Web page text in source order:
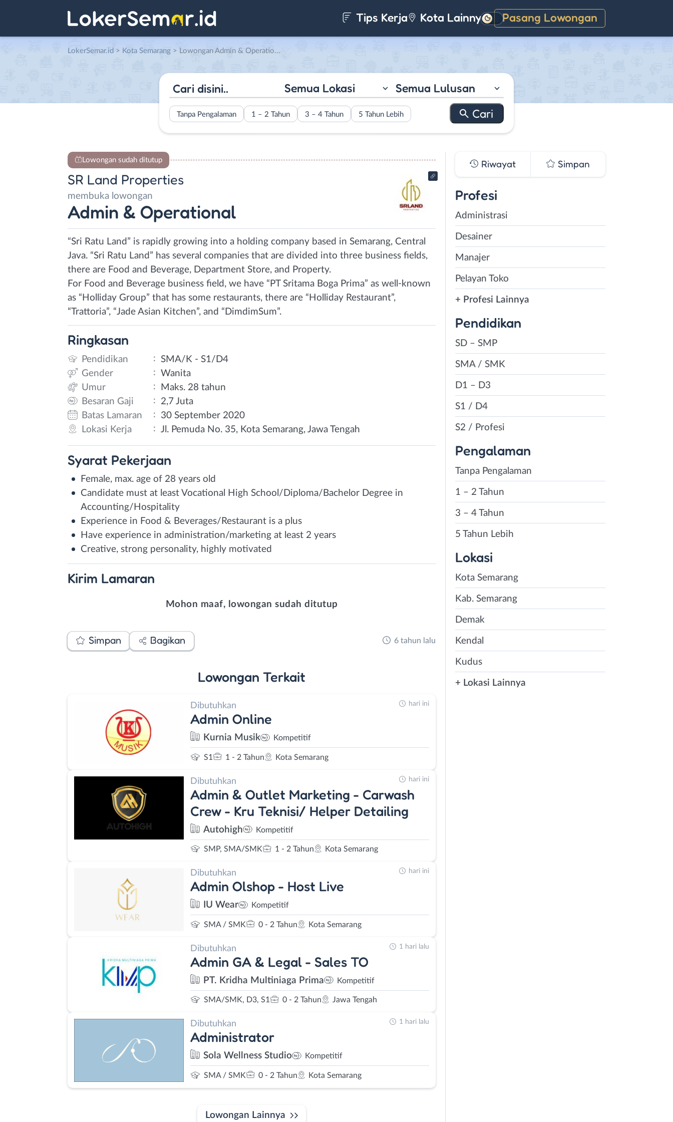
Tips Kerja Kota Lainnya Pasang Lowongan
Gelap
LokerSemar.id > Kota Semarang > Lowongan Admin & Operational di SR Land Properties
Semua Lokasi Semua Lulusan
Tanpa Pengalaman 1 – 2 Tahun 3 – 4 Tahun 5 Tahun Lebih
Lowongan sudah ditutup
SR Land Properties
membuka lowongan
Admin & Operational
“Sri Ratu Land” is rapidly growing into a holding company based in Semarang, Central
Java. “Sri Ratu Land” has several companies that are divided into three business fields,
there are Food and Beverage, Department Store, and Property.
For Food and Beverage business field, we have “PT Sritama Boga Prima” as well-known
as “Holliday Group” that has some restaurants, there are “Holliday Restaurant”,
“Trattoria”, “Jade Asian Kitchen”, and “DimdimSum”.
Ringkasan
Pendidikan : SMA/K - S1/D4
Gender
: Wanita
Umur
:
Maks. 28 tahun
Besaran Gaji
:
2,7 Juta
Batas Lamaran
:
30 September 2020
Lokasi Kerja
: Jl. Pemuda No. 35, Kota Semarang, Jawa Tengah
Syarat Pekerjaan
Female, max. age of 28 years old
Candidate must at least Vocational High School/Diploma/Bachelor Degree in
Accounting/Hospitality
Experience in Food & Beverages/Restaurant is a plus
Have experience in administration/marketing at least 2 years
Creative, strong personality, highly motivated
Kirim Lamaran
Mohon maaf, lowongan sudah ditutup
Simpan Bagikan 6 tahun lalu
Lowongan Terkait
Dibutuhkan
Admin Online
Kurnia Musik Kompetitif
S1 1 - 2 Tahun Kota Semarang
hari ini
Dibutuhkan
Admin & Outlet Marketing - Carwash
Crew - Kru Teknisi/ Helper Detailing
Autohigh Kompetitif
SMP, SMA/SMK 1 - 2 Tahun Kota Semarang
hari ini
Dibutuhkan
Admin Olshop - Host Live
IU Wear Kompetitif
SMA / SMK 0 - 2 Tahun Kota Semarang
hari ini
Dibutuhkan
Admin GA & Legal - Sales TO
PT. Kridha Multiniaga Prima Kompetitif
SMA/SMK, D3, S1 0 - 2 Tahun Jawa Tengah
1 hari lalu
Dibutuhkan
Administrator
Sola Wellness Studio Kompetitif
SMA / SMK 0 - 2 Tahun Kota Semarang
1 hari lalu
Lowongan Lainnya
Riwayat Simpan
Profesi
Administrasi
Desainer
Manajer
Pelayan Toko
+ Profesi Lainnya
Pendidikan
SD – SMP
SMA / SMK
D1 – D3
S1 / D4
S2 / Profesi
Pengalaman
Tanpa Pengalaman
1 – 2 Tahun
3 – 4 Tahun
5 Tahun Lebih
Lokasi
Kota Semarang
Kab. Semarang
Demak
Kendal
Kudus
+ Lokasi Lainnya